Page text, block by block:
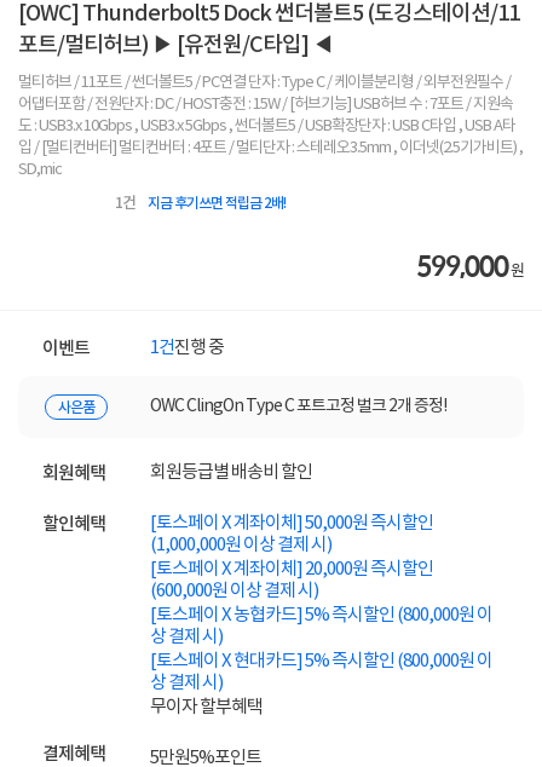
[OWC] Thunderbolt5 Dock 썬더볼트5 (도깅스테이션/11
포트/멀티허브) ▶ [유전원/C타입] ◀
멀티허브 / 11포트 / 썬더볼트5 / PC연결 단자 : Type C / 케이블분리형 / 외부전원필수 /
어댑터포함 / 전원단자 : DC / HOST충전 : 15W / [허브기능] USB허브 수 : 7포트 / 지원속
도 : USB3.x 10Gbps , USB3.x 5Gbps , 썬더볼트5 / USB확장단자 : USB C타입 , USB A타
입 / [멀티컨버터] 멀티컨버터 : 4포트 / 멀티단자 : 스테레오3.5mm , 이더넷(2.5기가비트) ,
SD,mic
1건 지금 후기쓰면 적립금 2배!
599,000원
이벤트 1건진행 중
사은품 OWC ClingOn Type C 포트고정 벌크 2개 증정!
회원혜택 회원등급별 배송비 할인
할인혜택
[토스페이 X 계좌이체] 50,000원 즉시할인
(1,000,000원 이상 결제 시)
[토스페이 X 계좌이체] 20,000원 즉시할인
(600,000원 이상 결제 시)
[토스페이 X 농협카드] 5% 즉시할인 (800,000원 이
상 결제 시)
[토스페이 X 현대카드] 5% 즉시할인 (800,000원 이
상 결제 시)
무이자 할부혜택
결제혜택 5만원5%포인트